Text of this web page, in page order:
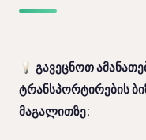
გავეცნოთ
ტრანსპორტირების
მაგალითზე: